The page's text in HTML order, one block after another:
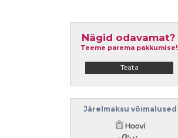
Nägid odavamat?
Teeme parema pakkumise!
Teata
Järelmaksu võimalused